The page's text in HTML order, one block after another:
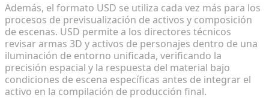
Además, el formato USD se utiliza cada vez más para los
procesos de previsualización de activos y composición
de escenas. USD permite a los directores técnicos
revisar armas 3D y activos de personajes dentro de una
iluminación de entorno unificada, verificando la
precisión espacial y la respuesta del material bajo
condiciones de escena específicas antes de integrar el
activo en la compilación de producción final.